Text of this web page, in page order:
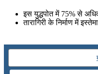
इस युद्धपोत में 75% से
तारागिरी के निर्माण में